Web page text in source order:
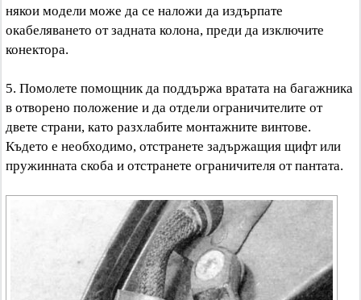
някои модели може да се наложи да издърпате
окабеляването от задната колона, преди да изключите
конектора.
5. Помолете помощник да поддържа вратата на багажника
в отворено положение и да отдели ограничителите от
двете страни, като разхлабите монтажните винтове.
Където е необходимо, отстранете задържащия щифт или
пружинната скоба и отстранете ограничителя от пантата.